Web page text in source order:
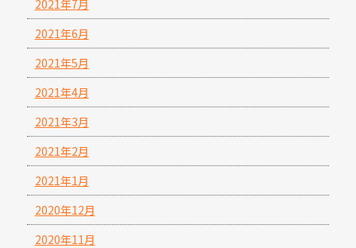
2021年7月
2021年6月
2021年5月
2021年4月
2021年3月
2021年2月
2021年1月
2020年12月
2020年11月